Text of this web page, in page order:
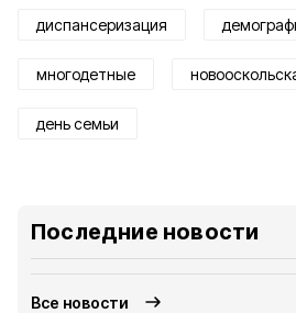
диспансеризация
многодетные
день семьи
Последние новости
Все новости